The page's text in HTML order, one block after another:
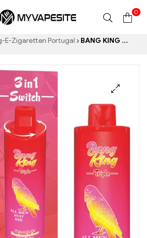
0
E-Zigaretten Portugal BANG KING 45000 Puffs: Watermelon, Strawberry Ice Cream und Triplemelon für ein ultimatives Dampferlebnis